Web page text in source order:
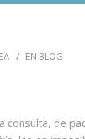
EN BLOG
consulta, de